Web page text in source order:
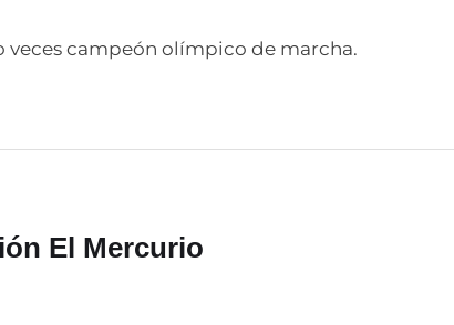
veces campeón olímpico de marcha.
El Mercurio